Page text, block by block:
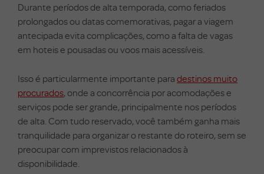
Durante períodos de alta temporada, como feriados
prolongados ou datas comemorativas, pagar a viagem
antecipada evita complicações, como a falta de vagas
em hoteis e pousadas ou voos mais acessíveis.
Isso é particularmente importante para destinos muito
procurados, onde a concorrência por acomodações e
serviços pode ser grande, principalmente nos períodos
de alta. Com tudo reservado, você também ganha mais
tranquilidade para organizar o restante do roteiro, sem se
preocupar com imprevistos relacionados à
disponibilidade.